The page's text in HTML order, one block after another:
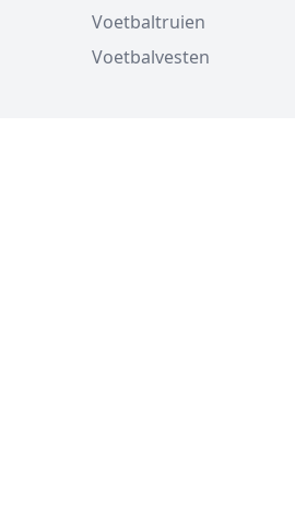
Voetbaltruien
Voetbalvesten